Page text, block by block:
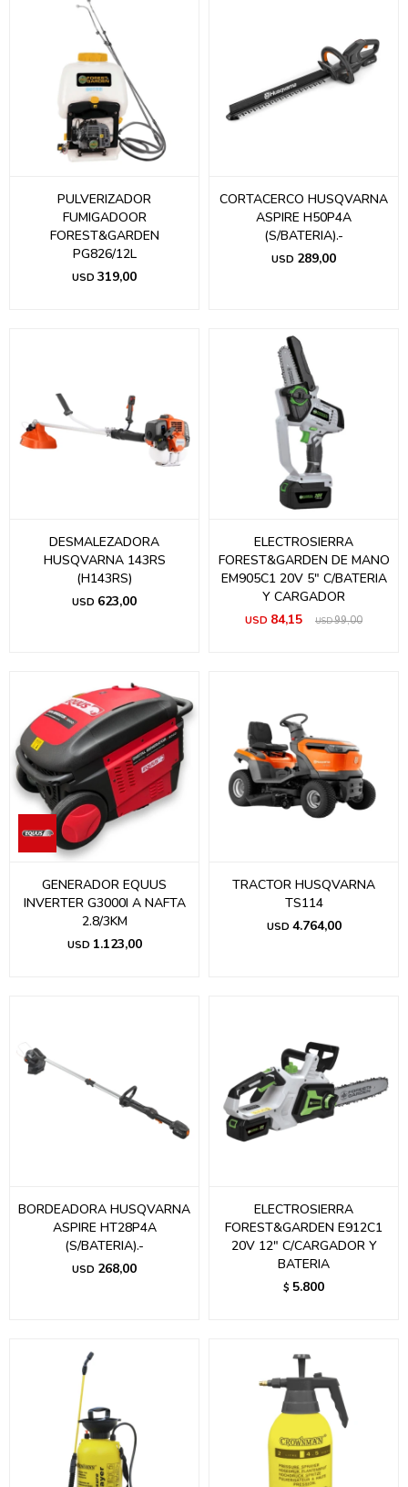
PULVERIZADOR
FUMIGADOOR
FOREST&GARDEN
PG826/12L
USD 319,00
CORTACERCO HUSQVARNA
ASPIRE H50P4A
(S/BATERIA).-
USD 289,00
DESMALEZADORA
HUSQVARNA 143RS
(H143RS)
USD 623,00
ELECTROSIERRA
FOREST&GARDEN DE MANO
EM905C1 20V 5" C/BATERIA
Y CARGADOR
USD 84,15 USD99,00
GENERADOR EQUUS
INVERTER G3000I A NAFTA
2.8/3KM
USD 1.123,00
TRACTOR HUSQVARNA
TS114
USD 4.764,00
BORDEADORA HUSQVARNA
ASPIRE HT28P4A
(S/BATERIA).-
USD 268,00
ELECTROSIERRA
FOREST&GARDEN E912C1
20V 12" C/CARGADOR Y
BATERIA
$ 5.800